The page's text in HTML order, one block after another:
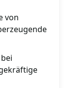
von